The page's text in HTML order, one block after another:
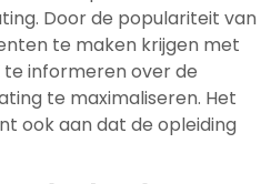
Door de populariteit van
te maken krijgen met
informeren over de
te maximaliseren. Het
ook aan dat de opleiding